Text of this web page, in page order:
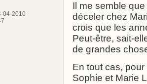
04-2010
Il me semble
déceler chez
crois que les
Peut-être, sait-
de grandes
En tout cas,
Sophie et Marie